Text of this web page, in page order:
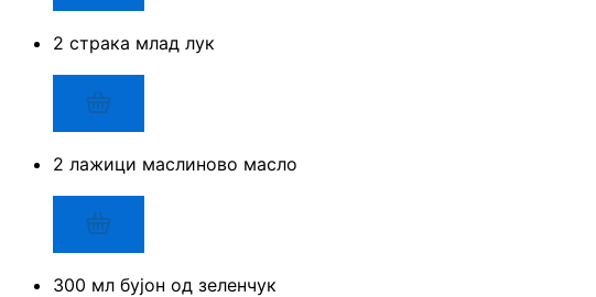
2 страка млад лук
2 лажици маслиново масло
300 мл бујон од зеленчук